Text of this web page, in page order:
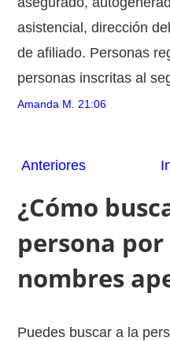
asistencial, dirección
de afiliado. Personas
personas inscritas al
Amanda M. 21:06
Anteriores
¿Cómo
persona por
nombres
Puedes buscar a la